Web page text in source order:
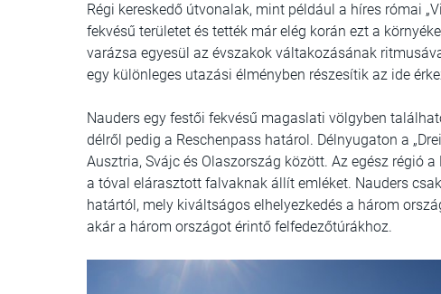
Régi kereskedő útvonalak, mint például a híres római
fekvésű területet és tették már elég korán ezt a
varázsa egyesül az évszakok váltakozásának
egy különleges utazási élményben részesítik az ide
Nauders egy festői fekvésű magaslati völgyben
délről pedig a Reschenpass határol. Délnyugaton a
Ausztria, Svájc és Olaszország között. Az egész régió
a tóval elárasztott falvaknak állít emléket. Nauders
határtól, mely kiváltságos elhelyezkedés a három
akár a három országot érintő felfedezőtúrákhoz.